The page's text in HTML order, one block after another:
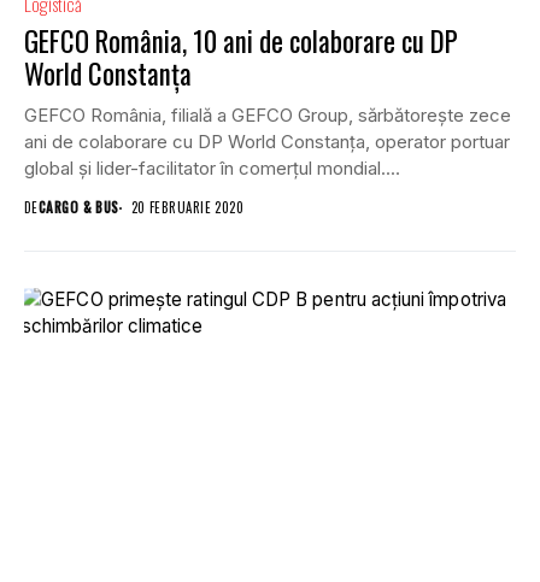
GEFCO România, 10 ani de colaborare cu DP
World Constanța
GEFCO România, filială a GEFCO Group, sărbătorește zece
ani de colaborare cu DP World Constanța, operator portuar
global și lider-facilitator în comerțul mondial....
DECARGO & BUS 20 FEBRUARIE 2020